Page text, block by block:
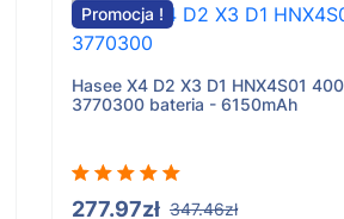
Promocja !
Hasee X4 D2 X3 D1 HNX4S01
3770300 bateria - 6150mAh
277.97zł 347.46zł